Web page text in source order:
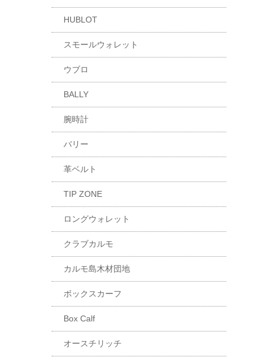
HUBLOT
スモールウォレット
ウブロ
BALLY
腕時計
バリー
革ベルト
TIP ZONE
ロングウォレット
クラブカルモ
カルモ島木材団地
ボックスカーフ
Box Calf
オースチリッチ